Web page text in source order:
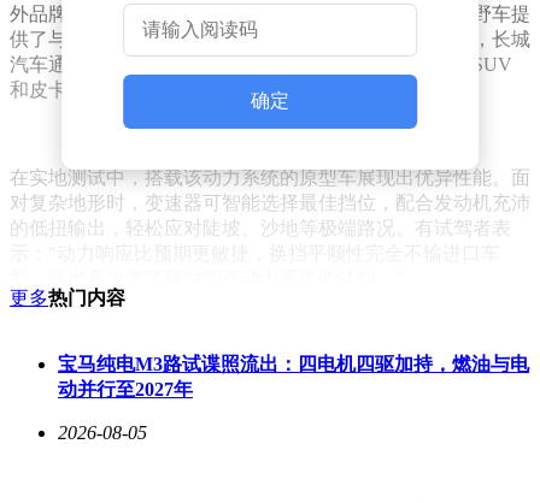
外品牌在高端越野动力领域的长期垄断，其次为国产越野车提
供了与进口车型正面竞争的核心资本。更值得关注的是，长城
汽车通过模块化设计，使该动力总成可适配不同尺寸的SUV
和皮卡车型，为后续产品布局留下充足空间。
在实地测试中，搭载该动力系统的原型车展现出优异性能。面
对复杂地形时，变速器可智能选择最佳挡位，配合发动机充沛
的低扭输出，轻松应对陡坡、沙地等极端路况。有试驾者表
用于长城汽车旗下高端越野品牌。随着核心技术自主化进程的
加速，中国消费者有望以更亲民的价格享受到国际顶级水平的
越野体验，这无疑将为国内越野文化的发展注入强劲动力。
确定
更多热门内容
宝马纯电M3路试谍照流出：四电机四驱加持，燃油与电
动并行至2027年
2026-08-05